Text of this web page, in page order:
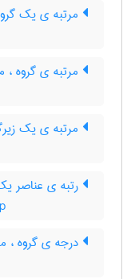
مرتبه ی یک
مرتبه ی گروه
مرتبه ی یک
رتبه ی عناصر
درجه ی گروه ،